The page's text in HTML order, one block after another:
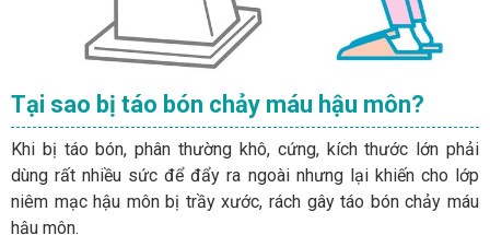
Tại sao bị táo bón chảy máu hậu môn?
Khi bị táo bón, phân thường khô, cứng, kích thước lớn phải
dùng rất nhiều sức để đẩy ra ngoài nhưng lại khiến cho lớp
niêm mạc hậu môn bị trầy xước, rách gây táo bón chảy máu
hậu môn.